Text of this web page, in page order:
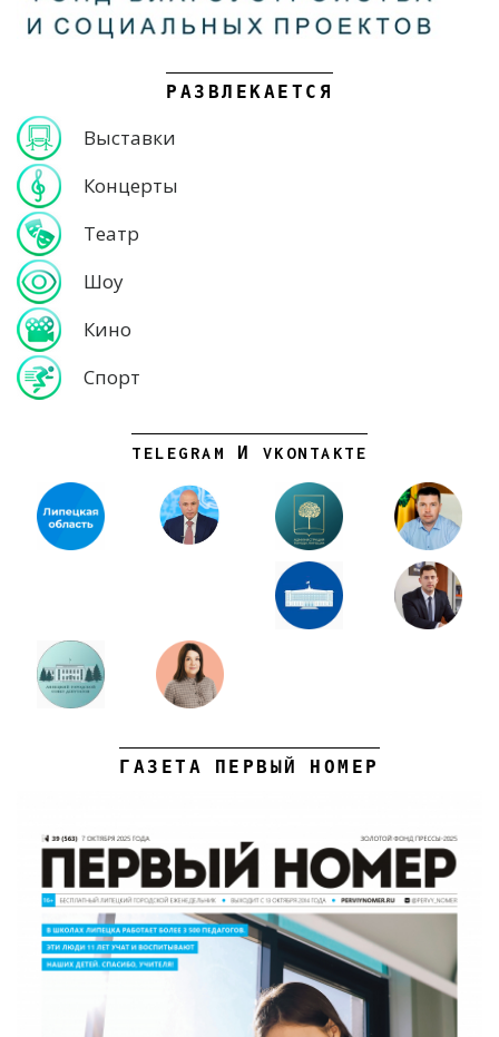
РАЗВЛЕКАЕТСЯ
Выставки
Концерты
Театр
Шоу
Кино
Спорт
TELEGRAM И VKONTAKTE
ГАЗЕТА ПЕРВЫЙ НОМЕР